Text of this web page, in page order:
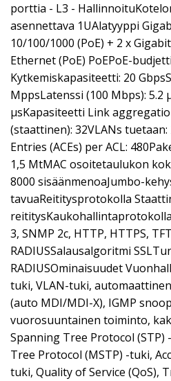
porttia - L3 -
asennettava 1UAlatyyppi
10/100/1000 (PoE) + 2 x
Ethernet (PoE) PoEPoE-
Kytkemiskapasiteetti: 20
MppsLatenssi (100 Mbps): 5.2
µsKapasiteetti Link
(staattinen): 32VLANs tuetaan:
Entries (ACEs) per ACL:
1,5 MtMAC osoitetaulukon
8000 sisäänmenoaJumbo-
tavuaReititysprotokolla
reititysKaukohallintaprotokolla
3, SNMP 2c, HTTP, HTTPS,
RADIUSSalausalgoritmi
RADIUSOminaisuudet
tuki, VLAN-tuki,
(auto MDI/MDI-X), IGMP
vuorosuuntainen toiminto,
Spanning Tree Protocol
Tree Protocol (MSTP) -tuki,
tuki, Quality of Service (QoS),